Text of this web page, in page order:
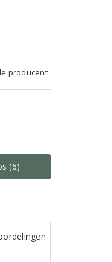
producent
(6)